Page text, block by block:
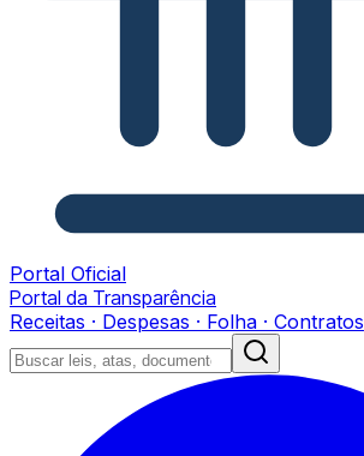
Portal Oficial
Portal da Transparência
Receitas · Despesas · Folha · Contratos